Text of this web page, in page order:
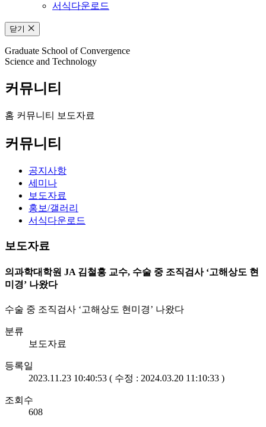
서식다운로드
닫기
Graduate School of Convergence
Science and Technology
커뮤니티
홈 커뮤니티 보도자료
커뮤니티
공지사항
세미나
보도자료
홍보/갤러리
서식다운로드
보도자료
의과학대학원 JA 김철홍 교수, 수술 중 조직검사 ‘고해상도 현
미경’ 나왔다
수술 중 조직검사 ‘고해상도 현미경’ 나왔다
분류
보도자료
등록일
2023.11.23 10:40:53 ( 수정 : 2024.03.20 11:10:33 )
조회수
608